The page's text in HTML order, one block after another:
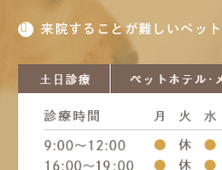
来院することが難しいペッ